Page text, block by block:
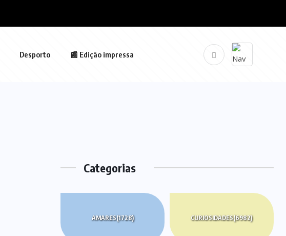
Desporto 📰 Edição impressa
Categorias
AMARES(1728) CURIOSIDADES(6982)